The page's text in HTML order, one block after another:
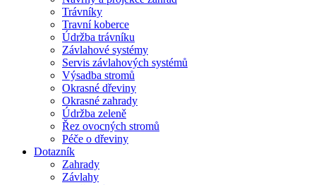
Trávníky
Travní koberce
Údržba trávníku
Závlahové systémy
Servis závlahových systémů
Výsadba stromů
Okrasné dřeviny
Okrasné zahrady
Údržba zeleně
Řez ovocných stromů
Péče o dřeviny
Dotazník
Zahrady
Závlahy